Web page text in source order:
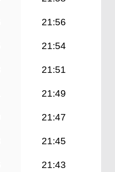
21:56
21:54
21:51
21:49
21:47
21:45
21:43